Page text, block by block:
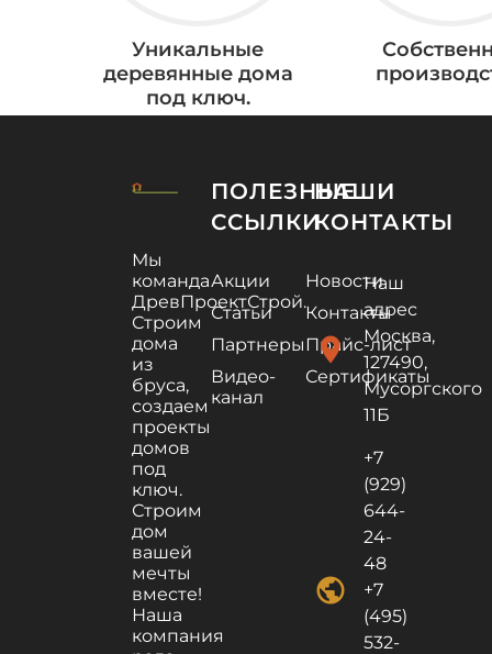
Уникальные
деревянные дома
под ключ.
Мы
команда
ДревПроектСтрой.
Строим
дома
из
бруса,
создаем
проекты
домов
под
ключ.
Строим
дом
вашей
мечты
вместе!
Наша
компания
ПОЛЕЗНЫЕ
ССЫЛКИ
Акции
Новости
Статьи
Контакты
Партнеры Прайс-лист
Видео-
канал
Сертификаты
НАШИ
КОНТАКТЫ
location_on
Наш
адрес
Москва,
127490,
Мусоргского
11Б
public
+7
(929)
644-
24-
48
+7
(495)
532-